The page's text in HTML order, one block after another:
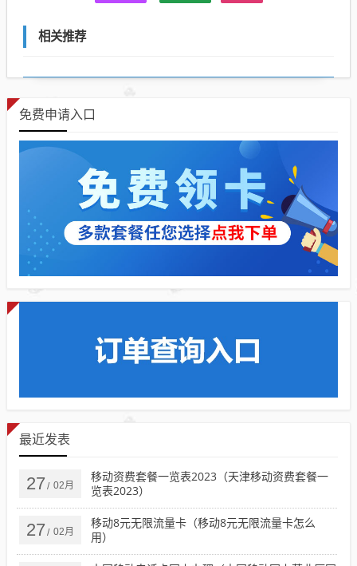
相关推荐
免费申请入口
最近发表
27 / 02月
移动资费套餐一览表2023（天津移动资费套餐一
览表2023）
27 / 02月
移动8元无限流量卡（移动8元无限流量卡怎么
用）